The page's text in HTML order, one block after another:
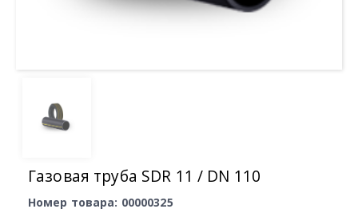
Газовая труба SDR 11 / DN 110
Номер товара: 00000325